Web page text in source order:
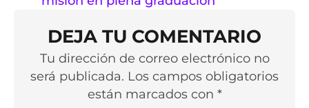
DEJA TU COMENTARIO
Tu dirección de correo electrónico no
será publicada. Los campos obligatorios
están marcados con *